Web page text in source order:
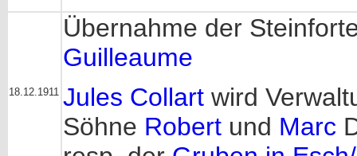
18.12.1911
Übernahme der
Guilleaume
Jules Collart wird
Söhne Robert und Marc